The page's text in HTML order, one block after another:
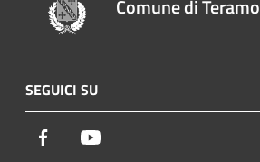
Comune di Teramo
SEGUICI SU
Facebook